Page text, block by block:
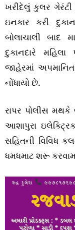
ખરીદેલું કુલર ગેરંટી
ઇનકાર કરી
બોલાચાલી બાદ
દુકાનદારે
જાહેરમાં અપમાનિત
નોંધાયો છે.
રાપર પોલીસ મથકે
આશાપુરા
સહિતની વિવિધ
ધમધમાટ શરૂ